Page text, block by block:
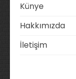
Künye
Hakkımızda
İletişim